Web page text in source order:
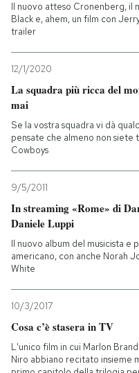
Il nuovo atteso Cronenberg, il
Black e, ahem, un film con
trailer
12/1/2020
La squadra più ricca del
mai
Se la vostra squadra vi dà
pensate che almeno non siete
Cowboys
9/5/2011
In streaming «Rome» di
Daniele Luppi
Il nuovo album del musicista e
americano, con anche Norah
White
10/3/2017
Cosa c’è stasera in TV
L'unico film in cui Marlon
Niro abbiano recitato insieme